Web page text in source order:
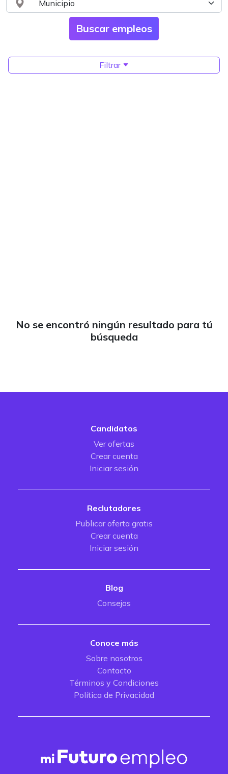
Filtrar
No se encontró ningún resultado para tú
búsqueda
Candidatos
Ver ofertas
Crear cuenta
Iniciar sesión
Reclutadores
Publicar oferta gratis
Crear cuenta
Iniciar sesión
Blog
Consejos
Conoce más
Sobre nosotros
Contacto
Términos y Condiciones
Política de Privacidad